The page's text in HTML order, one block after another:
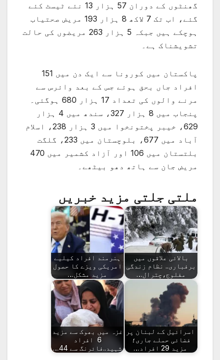
گھنٹوں کے دوران 57 ہزار 13 نئے ٹیسٹ کئے
گئے، اب تک 7 لاکھ 8 ہزار 193 مریض صحتیاب
ہوچکے ہیں جبکہ 5 ہزار 263 مریضوں کی حالت
تشویشناک ہے۔
پاکستان میں کورونا سے ایک دن میں 151
افراد جاں بحق ہوئے جس کے بعد وائرس سے
مرنے والوں کی تعداد 17 ہزار 680 ہوگئی۔
پنجاب میں 8 ہزار 327، سندھ میں 4 ہزار
629، خیبر پختونخوا میں 3 ہزار 238، اسلام
آباد میں 677، بلوچستان میں 233، گلگت
بلتستان میں 106 اور آزاد کشمیر میں 470
مریض جان سے ہاتھ دھو بیٹھے۔
ملتی جلتی مزید خبریں
بالائی علاقوں میں
برفباری.. نظام زندگی
مفلوج،چترال…
ہنرمند افراد کیلیے
امریکی ویزے کا حصول
مزید مشکل…
اسرائیل کے لبنان پر
فضائی حملے جاری؛
مزید 29 افراد…
غزہ میں بھوک سے مزید
6 افراد
شہید..فائرنگ سے 44…